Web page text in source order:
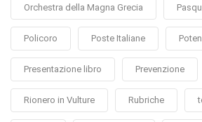
Orchestra della Magna Grecia
Policoro Poste Italiane
Presentazione libro Prevenzione
Rionero in Vulture Rubriche